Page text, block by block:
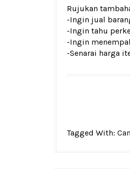
Rujukan
-Ingin jual
-Ingin tahu
-Ingin
-Senarai harga
Tagged With: